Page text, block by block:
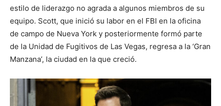
estilo de liderazgo no agrada a algunos miembros de su
equipo. Scott, que inició su labor en el FBI en la oficina
de campo de Nueva York y posteriormente formó parte
de la Unidad de Fugitivos de Las Vegas, regresa a la ‘Gran
Manzana’, la ciudad en la que creció.